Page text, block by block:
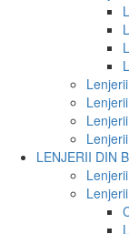
LENJERII DIN